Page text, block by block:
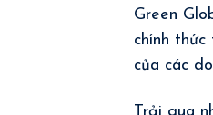
Green
chính
của các